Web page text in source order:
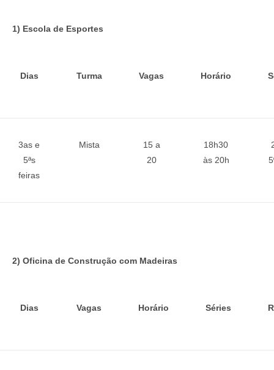
1) Escola de Esportes
Dias Turma Vagas Horário
3as e
5ªs
feiras
Mista
15 a
20
18h30
às 20h
2) Oficina de Construção com Madeiras
Dias Vagas Horário Séries